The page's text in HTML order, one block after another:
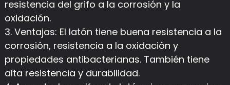
resistencia del grifo a la corrosión y la
oxidación.
3. Ventajas: El latón tiene buena resistencia a la
corrosión, resistencia a la oxidación y
propiedades antibacterianas. También tiene
alta resistencia y durabilidad.